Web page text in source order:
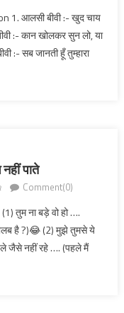
1. आलसी बीवी :- खुद चाय
:- कान खोलकर सुन लो, या
:- सब जानती हूँ तुम्हारा
पाते
Comment(0)
तुम ना बड़े वो हो ….
है ?)😂 (2) मुझे तुमसे ये
जैसे नहीं रहे …. (पहले मैं